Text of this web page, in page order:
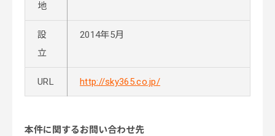
地
設
立
2014年5月
URL http://sky365.co.jp/
本件に関するお問い合わせ先